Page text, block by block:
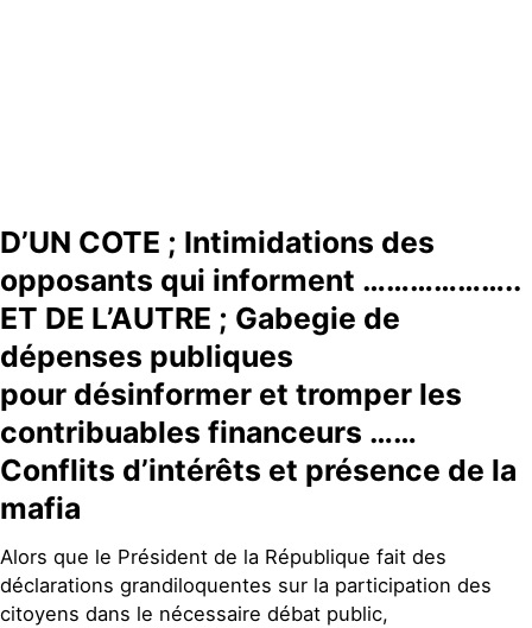
D’UN COTE ; Intimidations des
opposants qui informent ………………..
ET DE L’AUTRE ; Gabegie de
dépenses publiques
pour désinformer et tromper les
contribuables financeurs ……
Conflits d’intérêts et présence de la
mafia
Alors que le Président de la République fait des
déclarations grandiloquentes sur la participation des
citoyens dans le nécessaire débat public,